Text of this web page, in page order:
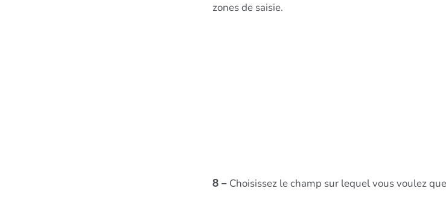
zones de saisie.
8 – Choisissez le champ sur lequel vous voulez